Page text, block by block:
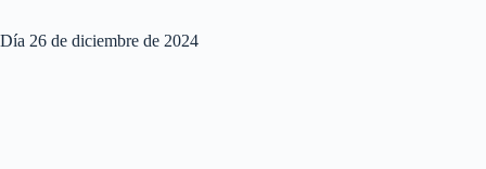
Día 26 de diciembre de 2024